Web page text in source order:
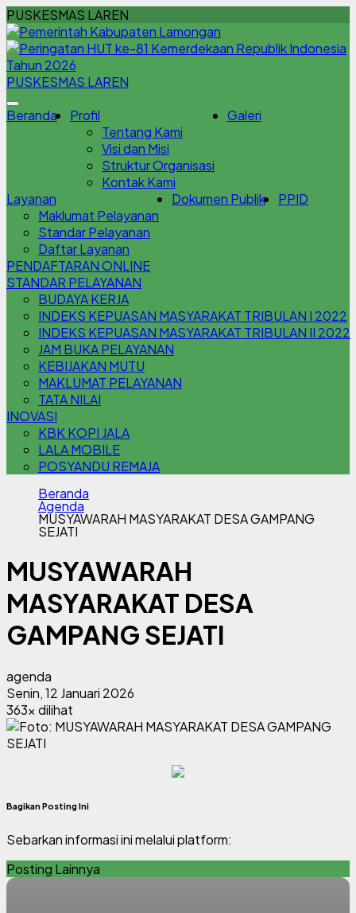
PUSKESMAS LAREN
PUSKESMAS LAREN
Beranda
Profil
Tentang Kami
Visi dan Misi
Struktur Organisasi
Kontak Kami
Galeri
Layanan
Maklumat Pelayanan
Standar Pelayanan
Daftar Layanan
Dokumen Publik PPID
PENDAFTARAN ONLINE
STANDAR PELAYANAN
BUDAYA KERJA
INDEKS KEPUASAN MASYARAKAT TRIBULAN I 2022
INDEKS KEPUASAN MASYARAKAT TRIBULAN II 2022
JAM BUKA PELAYANAN
KEBIJAKAN MUTU
MAKLUMAT PELAYANAN
TATA NILAI
INOVASI
KBK KOPI JALA
LALA MOBILE
POSYANDU REMAJA
Beranda
Agenda
MUSYAWARAH MASYARAKAT DESA GAMPANG
SEJATI
MUSYAWARAH
MASYARAKAT DESA
GAMPANG SEJATI
agenda
Senin, 12 Januari 2026
363x dilihat
Bagikan Posting Ini
Sebarkan informasi ini melalui platform:
Posting Lainnya